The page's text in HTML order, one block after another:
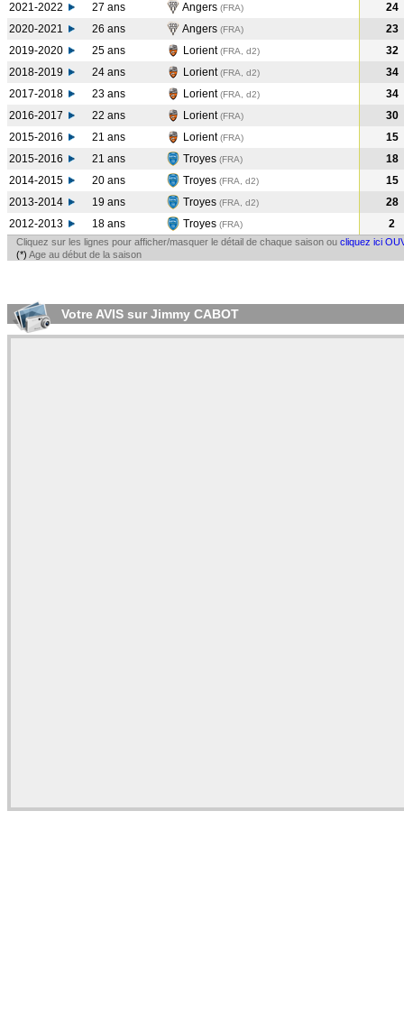
2021-2022
27 ans Angers (FRA)
24
2020-2021
26 ans Angers (FRA)
23
2019-2020
25 ans Lorient(FRA, d2)
32
2018-2019
24 ans Lorient(FRA, d2)
34
2017-2018
23 ans Lorient(FRA, d2)
34
2016-2017
22 ans Lorient(FRA)
30
2015-2016
21 ans Lorient(FRA)
15
2015-2016
21 ans Troyes (FRA)
18
2014-2015
20 ans Troyes (FRA, d2)
15
2013-2014
19 ans Troyes (FRA, d2)
28
2012-2013
18 ans Troyes (FRA) 2
Cliquez sur les lignes pour afficher/masquer le détail de chaque saison ou cliquez ici
(*) Age au début de la saison
Votre AVIS sur Jimmy CABOT